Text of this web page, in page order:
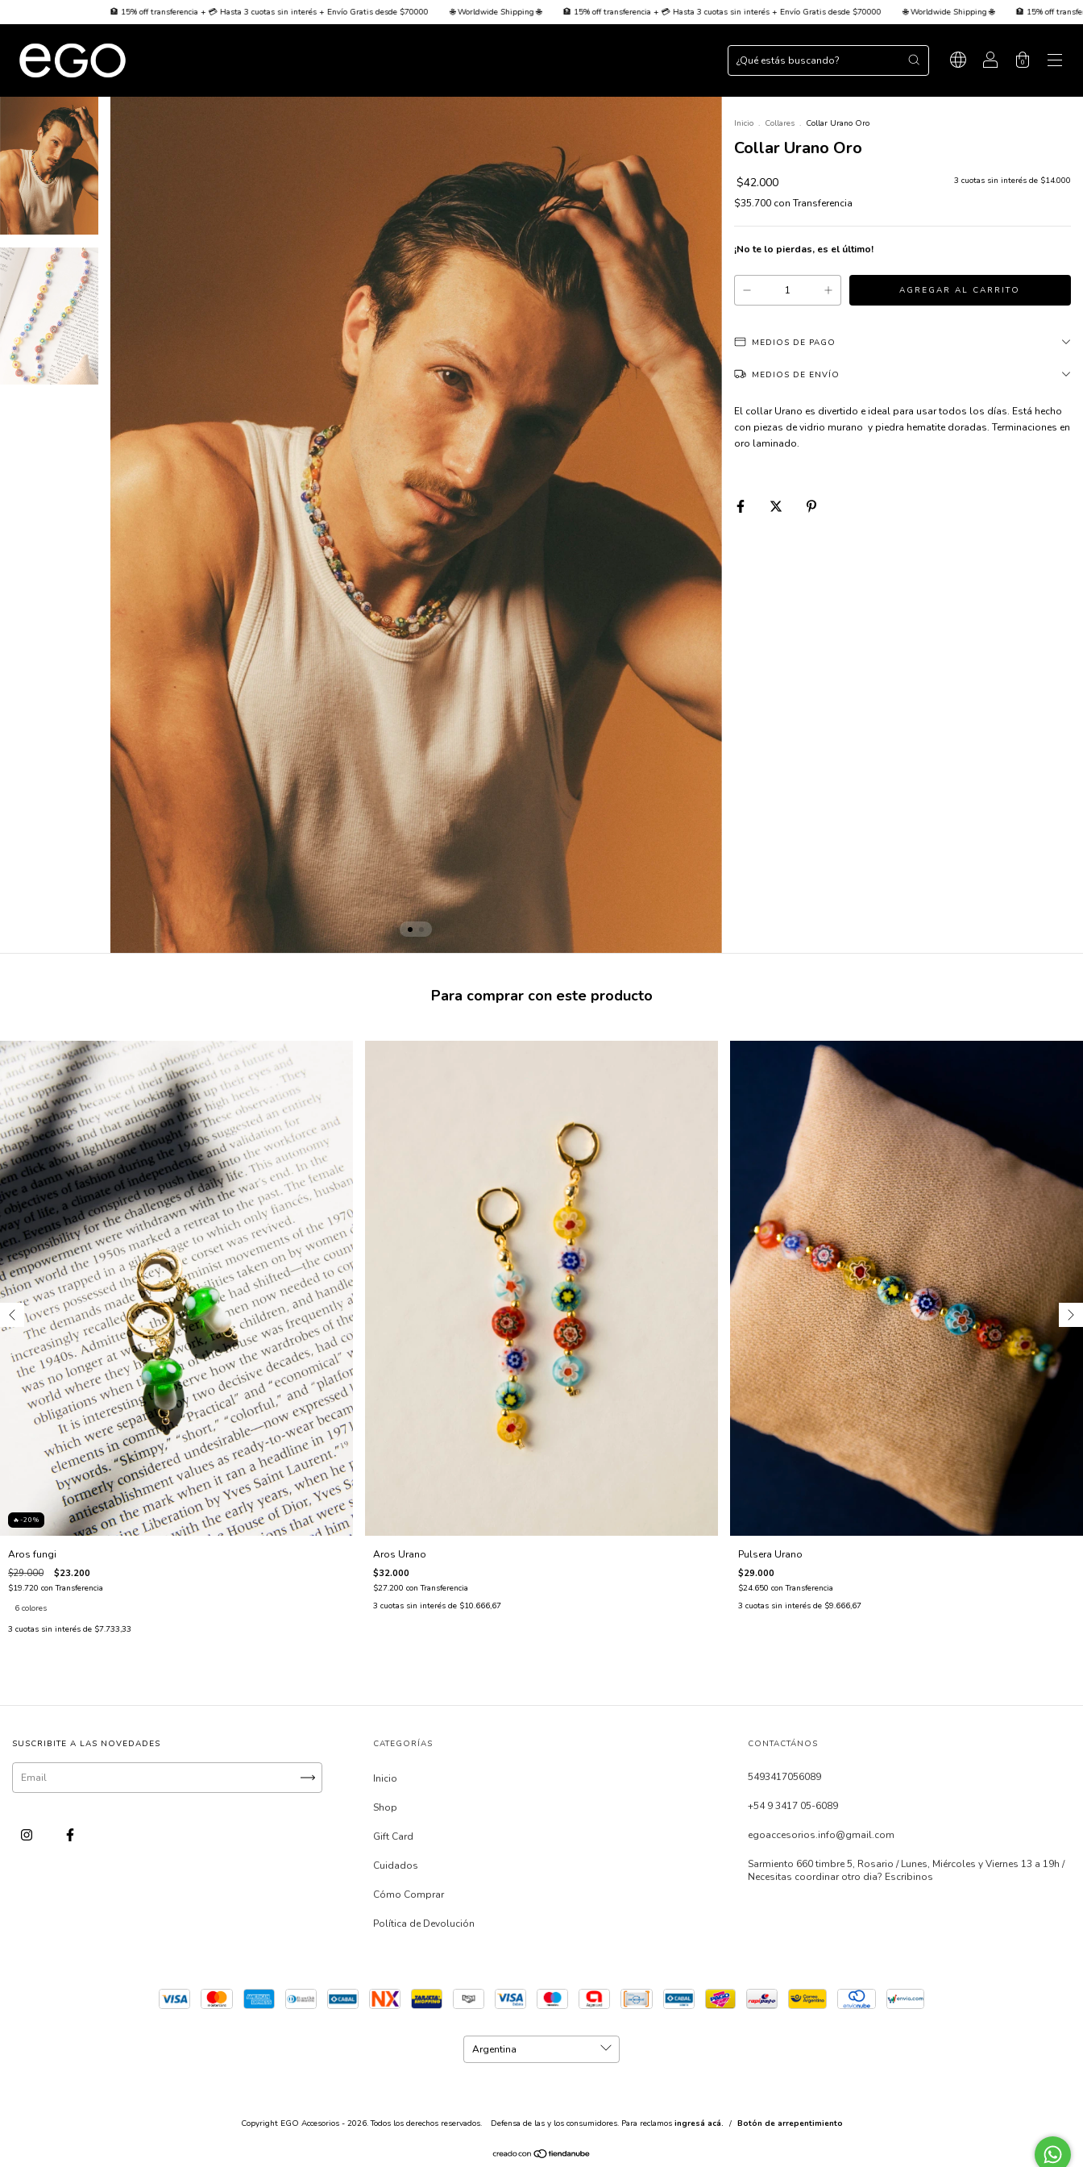
off transferencia + 💳 Hasta 3 cuotas sin interés + Envío Gratis desde $70000 🌐 Worldwide Shipping 🌐 🏦 15% off transferencia + 💳 Hasta 3 cuotas sin interés + Envío Gratis desde $70000 🌐 Worldwide Shipping 🌐 🏦 15% off transferencia + 💳 Hasta 3 cuotas
0
Inicio . Collares . Collar Urano Oro
Collar Urano Oro
$42.000 3 cuotas sin interés de $14.000
$35.700 con Transferencia
¡No te lo pierdas, es el último!
MEDIOS DE PAGO
MEDIOS DE ENVÍO
El collar Urano es divertido e ideal para usar todos los días. Está hecho
con piezas de vidrio murano y piedra hematite doradas. Terminaciones en
oro laminado.
Para comprar con este producto
🔥-20%
Aros fungi
$29.000 $23.200
$19.720 con Transferencia
6 colores
3 cuotas sin interés de $7.733,33
Aros Urano
$32.000
$27.200 con Transferencia
3 cuotas sin interés de $10.666,67
Pulsera Urano
$29.000
$24.650 con Transferencia
3 cuotas sin interés de $9.666,67
SUSCRIBITE A LAS NOVEDADES CATEGORÍAS
Inicio
Shop
Gift Card
Cuidados
Cómo Comprar
Política de Devolución
CONTACTÁNOS
5493417056089
+54 9 3417 05-6089
egoaccesorios.info@gmail.com
Sarmiento 660 timbre 5, Rosario / Lunes, Miércoles y Viernes 13 a 19h /
Necesitas coordinar otro dia? Escribinos
Copyright EGO Accesorios - 2026. Todos los derechos reservados. Defensa de las y los consumidores. Para reclamos ingresá acá. / Botón de arrepentimiento